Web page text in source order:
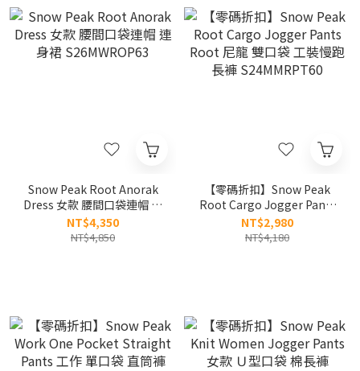
Snow Peak Root Anorak
Dress 女款 腰間口袋連帽 連
身裙 S26MWROP63
NT$4,350
NT$4,850
【零碼折扣】Snow Peak
Root Cargo Jogger Pants
Root 尼龍 雙口袋 工裝慢跑
長褲 S24MMRPT60
NT$2,980
NT$4,180